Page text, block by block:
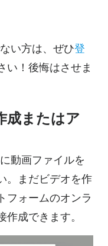
い方は、ぜひ登
い！後悔はさせま
成またはア
動画ファイルを
。まだビデオを作
フォームのオンラ
成できます。